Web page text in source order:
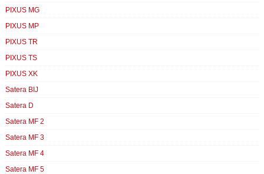
PIXUS MG
PIXUS MP
PIXUS TR
PIXUS TS
PIXUS XK
Satera BIJ
Satera D
Satera MF 2
Satera MF 3
Satera MF 4
Satera MF 5